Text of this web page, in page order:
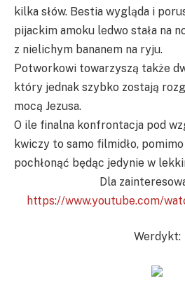
kilka słów. Bestia wygląda i
pijackim amoku ledwo stała na
z nielichym bananem na ryju.
Potworkowi towarzyszą także
który jednak szybko zostają
mocą Jezusa.
O ile finalna konfrontacja pod
kwiczy to samo filmidło,
pochłonąć będąc jedynie w
Dla
https://www.youtube.com/
Werdykt: